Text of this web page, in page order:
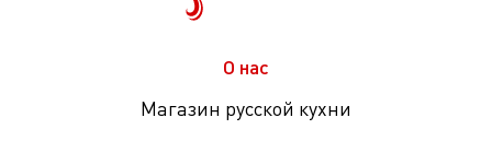
О нас
Магазин русской кухни